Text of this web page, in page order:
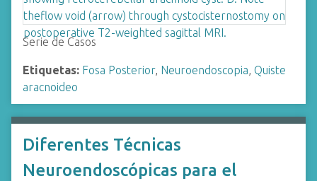
Serie de Casos
Etiquetas: Fosa Posterior, Neuroendoscopia, Quiste
aracnoideo
Diferentes Técnicas
Neuroendoscópicas para el